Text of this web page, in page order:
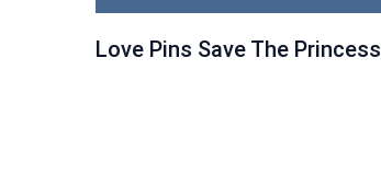
Love Pins Save The Princess